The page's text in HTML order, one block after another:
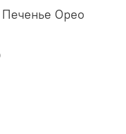
Печенье Орео